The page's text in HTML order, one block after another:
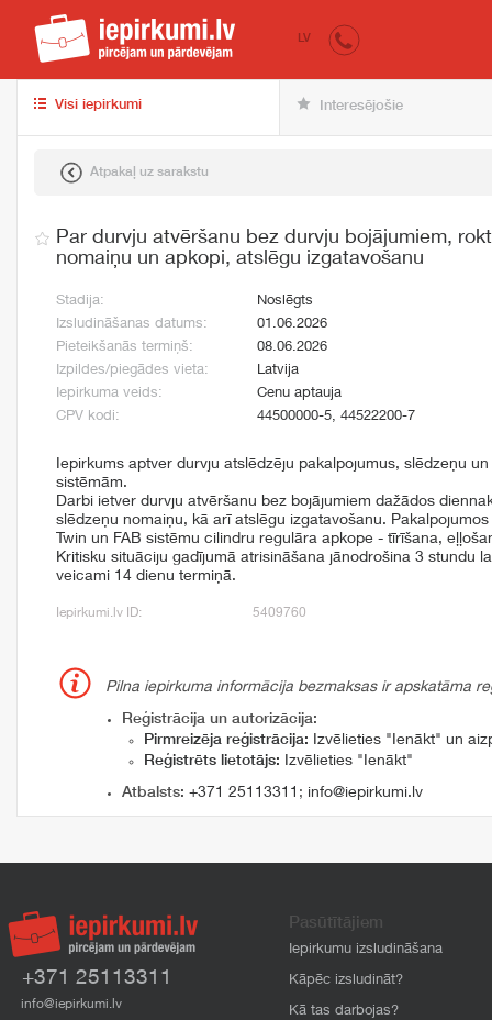
iepirkumi.lv
LV
Visi iepirkumi Interesējošie
Atpakaļ uz sarakstu
Par durvju atvēršanu bez durvju bojājumiem,
nomaiņu un apkopi, atslēgu izgatavošanu
Stadija:
Noslēgts
Izsludināšanas datums:
01.06.2026
Pieteikšanās termiņš:
08.06.2026
Izpildes/piegādes vieta:
Latvija
Iepirkuma veids:
Cenu aptauja
CPV kodi:
44500000-5, 44522200-7
Iepirkums aptver durvju atslēdzēju pakalpojumus, slēdzeņu
sistēmām.
Darbi ietver durvju atvēršanu bez bojājumiem dažādos
slēdzeņu nomaiņu, kā arī atslēgu izgatavošanu. Pakalpojumos
Twin un FAB sistēmu cilindru regulāra apkope - tīrīšana,
Kritisku situāciju gadījumā atrisināšana jānodrošina 3 stundu
veicami 14 dienu termiņā.
Iepirkumi.lv ID: 5409760
Pilna iepirkuma informācija bezmaksas ir apskatāma
Reģistrācija un autorizācija:
Pirmreizēja reģistrācija: Izvēlieties "Ienākt" un
Reģistrēts lietotājs: Izvēlieties "Ienākt"
Atbalsts: +371 25113311 ; info@iepirkumi.lv
+371 25113311
info@iepirkumi.lv
Pasūtītājiem
Iepirkumu izsludināšana
Kāpēc izsludināt?
Kā tas darbojas?